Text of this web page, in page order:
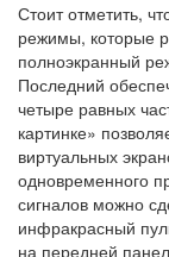
Стоит отметить,
режимы, которые
полноэкранный
Последний
четыре равных
картинке»
виртуальных
одновременного
сигналов можно
инфракрасный
на передней